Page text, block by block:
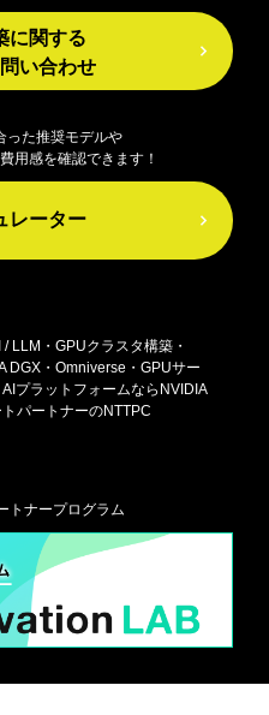
に関する
い合わせ
った推奨モデルや
用感を確認できます！
レーター
/ LLM・GPUクラスタ構築・
DGX・ Omniverse・GPUサー
プラットフォームなら NVIDIA
パートナーのNTTPC
トナープログラム